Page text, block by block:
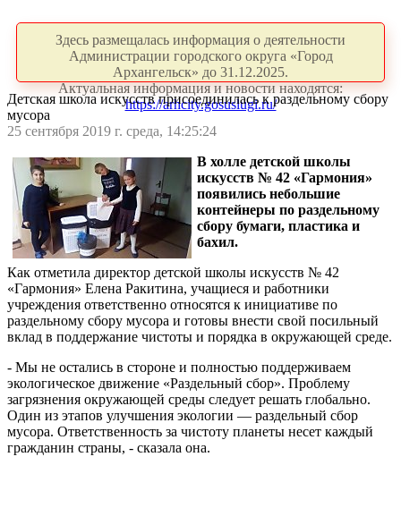
Здесь размещалась информация о деятельности
Администрации городского округа «Город
Архангельск» до 31.12.2025.
Актуальная информация и новости находятся:
https://arhcity.gosuslugi.ru/
Детская школа искусств присоединилась к раздельному сбору
мусора
25 сентября 2019 г. среда, 14:25:24
В холле детской школы
искусств № 42 «Гармония»
появились небольшие
контейнеры по раздельному
сбору бумаги, пластика и
бахил.
Как отметила директор детской школы искусств № 42
«Гармония» Елена Ракитина, учащиеся и работники
учреждения ответственно относятся к инициативе по
раздельному сбору мусора и готовы внести свой посильный
вклад в поддержание чистоты и порядка в окружающей среде.
- Мы не остались в стороне и полностью поддерживаем
экологическое движение «Раздельный сбор». Проблему
загрязнения окружающей среды следует решать глобально.
Один из этапов улучшения экологии — раздельный сбор
мусора. Ответственность за чистоту планеты несет каждый
гражданин страны, - сказала она.